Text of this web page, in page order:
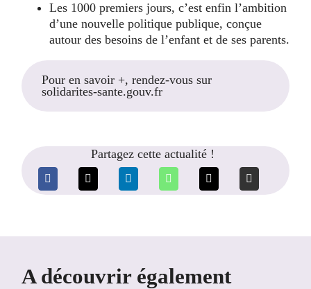
Les 1000 premiers jours, c’est enfin l’ambition
d’une nouvelle politique publique, conçue
autour des besoins de l’enfant et de ses parents.
Pour en savoir +, rendez-vous sur
solidarites-sante.gouv.fr
Partagez cette actualité !
A découvrir également